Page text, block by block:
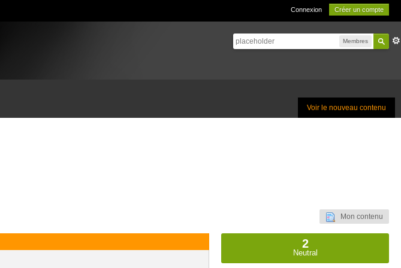
Connexion Créer un compte
Membres
Voir le nouveau contenu
Mon contenu
2
Neutral